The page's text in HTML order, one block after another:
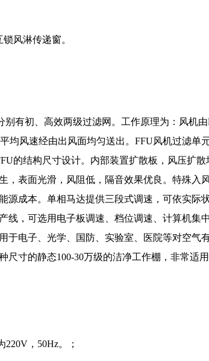
锁风淋传递窗。
有初、高效两级过滤网。工作原理为：风机
均风速经由出风面均匀送出。FFU风机过滤单
的结构尺寸设计。内部装置扩散板，风压扩散
，表面光滑，风阻低，隔音效果优良。特殊入
源成本。单相马达提供三段式调速，可依实际
，可选用电子板调速、档位调速、计算机集
于电子、光学、国防、实验室、医院等对空气
寸的静态100-30万级的洁净工作棚，非常适
220V，50Hz。；